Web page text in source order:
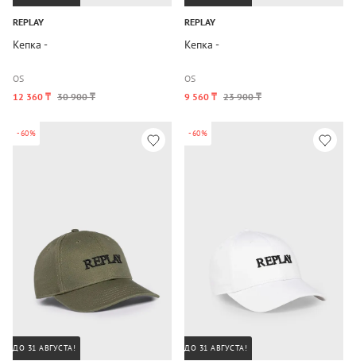
REPLAY
Кепка -
OS
12 360 ₸ 30 900 ₸
REPLAY
Кепка -
OS
9 560 ₸ 23 900 ₸
-60%
ДО 31 АВГУСТА!
-60%
ДО 31 АВГУСТА!